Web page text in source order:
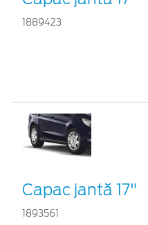
1889423
Capac jantă 17"
1893561